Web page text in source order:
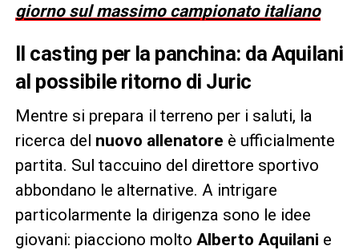
giorno sul massimo campionato italiano
Il casting per la panchina: da Aquilani
al possibile ritorno di Juric
Mentre si prepara il terreno per i saluti, la
ricerca del nuovo allenatore è ufficialmente
partita. Sul taccuino del direttore sportivo
abbondano le alternative. A intrigare
particolarmente la dirigenza sono le idee
giovani: piacciono molto Alberto Aquilani e